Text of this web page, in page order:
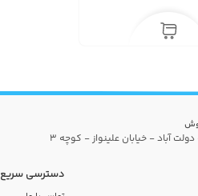
آباد - خیابان علینواز - کوچه 3
دسترسی سریع